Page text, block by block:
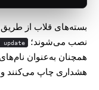
نصب می‌شوند؛
update
همچنان به‌عنوان
هشداری چاپ می‌کنند و